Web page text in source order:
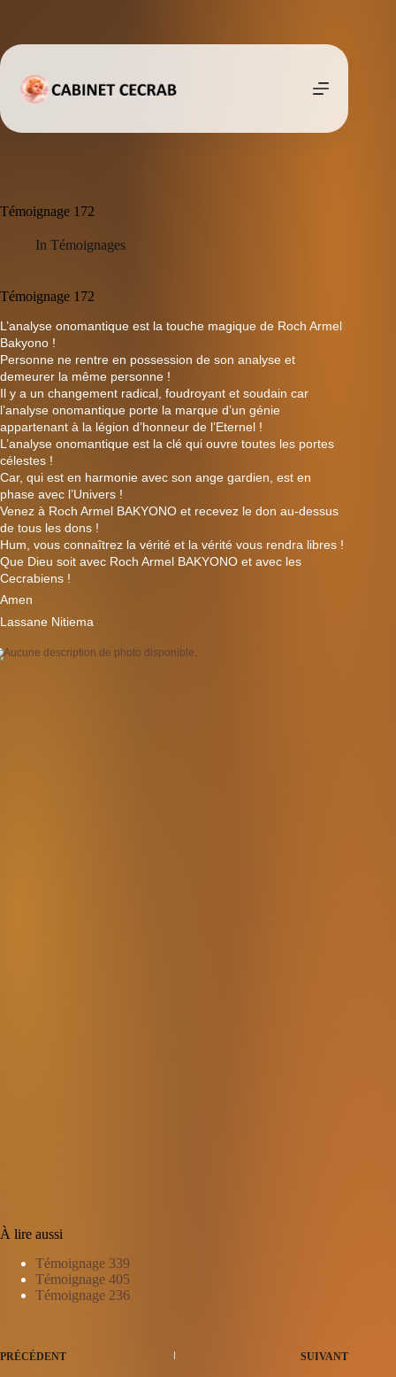
Témoignage 172
In Témoignages
Témoignage 172
L’analyse onomantique est la touche magique de Roch Armel
Bakyono !
Personne ne rentre en possession de son analyse et
demeurer la même personne !
Il y a un changement radical, foudroyant et soudain car
l’analyse onomantique porte la marque d’un génie
appartenant à la légion d’honneur de l’Eternel !
L’analyse onomantique est la clé qui ouvre toutes les portes
célestes !
Car, qui est en harmonie avec son ange gardien, est en
phase avec l’Univers !
Venez à Roch Armel BAKYONO et recevez le don au-dessus
de tous les dons !
Hum, vous connaîtrez la vérité et la vérité vous rendra libres !
Que Dieu soit avec Roch Armel BAKYONO et avec les
Cecrabiens !
Amen
Lassane Nitiema
À lire aussi
Témoignage 339
Témoignage 405
Témoignage 236
PRÉCÉDENT SUIVANT